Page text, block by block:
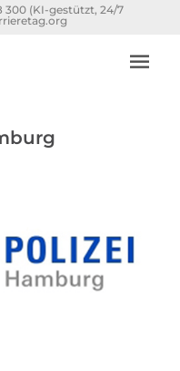
300 (KI-gestützt, 24/7